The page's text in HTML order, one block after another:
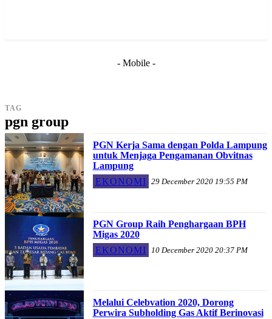
- Mobile -
TAG
pgn group
PGN Kerja Sama dengan Polda Lampung
untuk Menjaga Pengamanan Obvitnas
Lampung
EKONOMI 29 December 2020 19:55 PM
PGN Group Raih Penghargaan BPH
Migas 2020
EKONOMI
10 December 2020 20:37 PM
Melalui Celebvation 2020, Dorong
Perwira Subholding Gas Aktif Berinovasi